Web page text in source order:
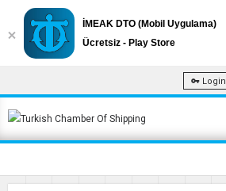
Login
İMEAK DTO (Mobil Uygulama)
Ücretsiz - Play Store